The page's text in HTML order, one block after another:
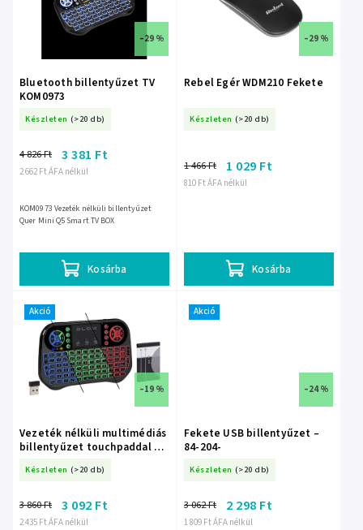
–29 %
Bluetooth billentyűzet TV
KOM0973
Készleten (>20 db)
2 662 Ft ÁFA nélkül
4 826 Ft 3 381 Ft
Kosárba
KOM0973 Vezeték nélküli billentyűzet
Quer Mini Q5 Smart TV BOX
–29 %
Rebel Egér WDM210 Fekete
Készleten (>20 db)
810 Ft ÁFA nélkül
1 466 Ft 1 029 Ft
Kosárba
Akció
–19 %
Vezeték nélküli multimédiás
billentyűzet touchpaddal –
Készleten (>20 db)
2 435 Ft ÁFA nélkül
3 860 Ft 3 092 Ft
Akció
–24 %
Fekete USB billentyűzet –
84-204-
Készleten (>20 db)
1 809 Ft ÁFA nélkül
3 062 Ft 2 298 Ft